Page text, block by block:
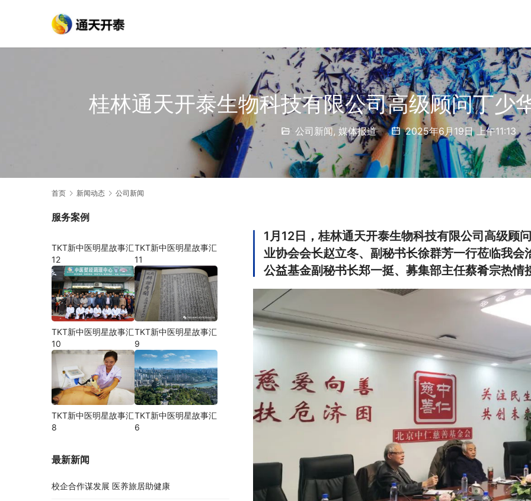
桂林通天开泰生物科技有限公司高级顾问丁少
公司新闻, 媒体报道 2025年6月19日 上午11:13
首页 新闻动态 公司新闻
1月12日，桂林通天开泰生物科技有限公司高级顾
业协会会长赵立冬、副秘书长徐群芳一行莅临我
公益基金副秘书长郑一挺、募集部主任蔡肴宗热情
服务案例
TKT新中医明星故事汇
12
TKT新中医明星故事汇
11
TKT新中医明星故事汇
10
TKT新中医明星故事汇
9
TKT新中医明星故事汇
8
TKT新中医明星故事汇
6
最新新闻
校企合作谋发展 医养旅居助健康